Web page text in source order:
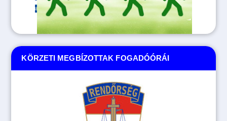
KÖRZETI MEGBÍZOTTAK FOGADÓÓRÁI